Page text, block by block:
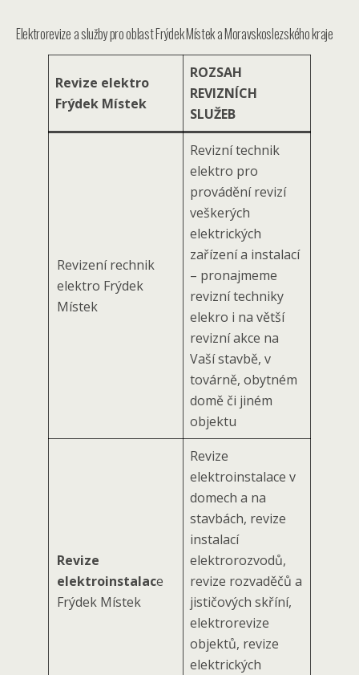
Elektrorevize a služby pro oblast Frýdek Místek a Moravskoslezského kraje
Revize elektro
Frýdek Místek
ROZSAH
REVIZNÍCH
SLUŽEB
Revizení rechnik
elektro Frýdek
Místek
Revizní technik
elektro pro
provádění revizí
veškerých
elektrických
zařízení a instalací
– pronajmeme
revizní techniky
elekro i na větší
revizní akce na
Vaší stavbě, v
továrně, obytném
domě či jiném
objektu
Revize
elektroinstalace
Frýdek Místek
Revize
elektroinstalace v
domech a na
stavbách, revize
instalací
elektrorozvodů,
revize rozvaděčů a
jističových skříní,
elektrorevize
objektů, revize
elektrických